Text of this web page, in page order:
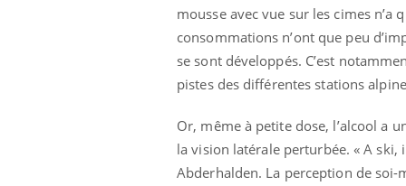
mousse avec vue sur les cimes n’a
consommations n’ont que peu
se sont développés. C’est
pistes des différentes stations
Or, même à petite dose, l’alcool a
la vision latérale perturbée. « A
Abderhalden. La perception de soi-
Et si les caries pouvaient
bientôt disparaître sans
plombage ?